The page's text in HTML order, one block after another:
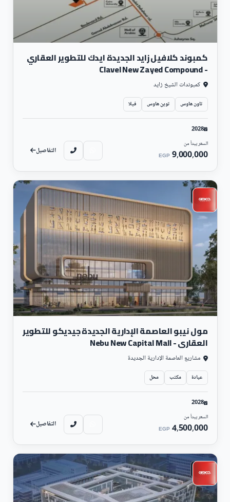
كمبوند كلافيل زايد الجديدة ايدك للتطوير العقاري
- Clavel New Zayed Compound
كمبوندات الشيخ زايد
تاون هاوس توين هاوس فيلا
2028
السعر يبدأ من
9,000,000
EGP التفاصيل
تجارى
مول نيبو العاصمة الإدارية الجديدة جيديكو للتطوير
العقاري - Nebu New Capital Mall
مشاريع العاصمة الإدارية الجديدة
عيادة مكتب محل
2028
السعر يبدأ من
4,500,000
EGP التفاصيل
تجارى